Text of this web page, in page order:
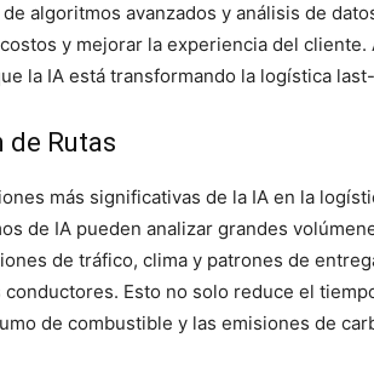
algoritmos avanzados y análisis de
y mejorar la experiencia del
la IA está transformando la logística
de Rutas
más significativas de la IA en la
de IA pueden analizar grandes
de tráfico, clima y patrones de
Esto no solo reduce el
de combustible y las emisiones de